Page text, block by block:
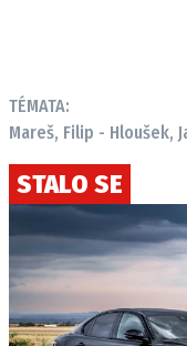
TÉMATA:
Mareš, Filip - Hloušek,
STALO SE